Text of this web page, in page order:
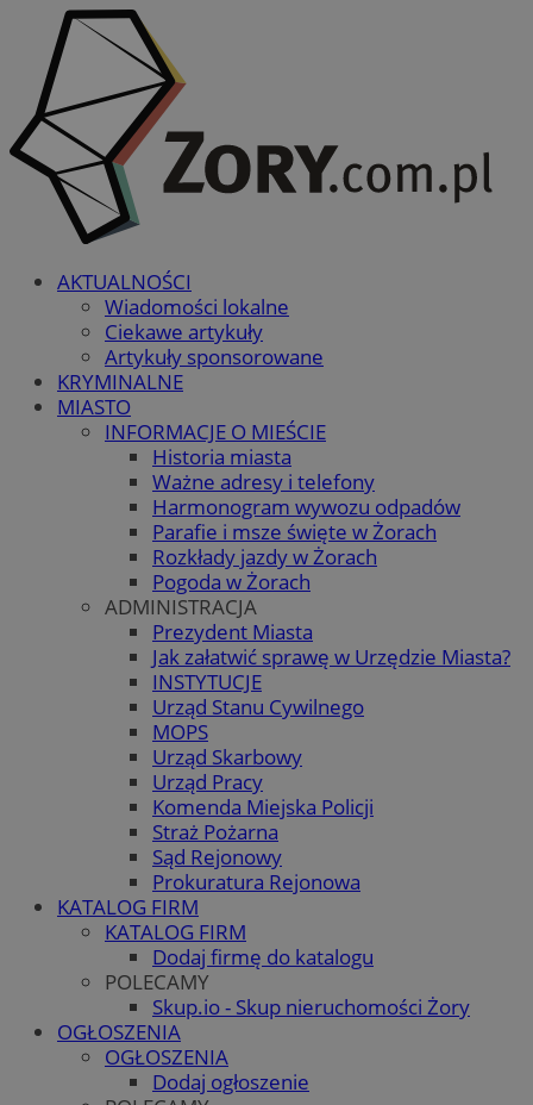
AKTUALNOŚCI
Wiadomości lokalne
Ciekawe artykuły
Artykuły sponsorowane
KRYMINALNE
MIASTO
INFORMACJE O MIEŚCIE
Historia miasta
Ważne adresy i telefony
Harmonogram wywozu odpadów
Parafie i msze święte w Żorach
Rozkłady jazdy w Żorach
Pogoda w Żorach
ADMINISTRACJA
Prezydent Miasta
Jak załatwić sprawę w Urzędzie Miasta?
INSTYTUCJE
Urząd Stanu Cywilnego
MOPS
Urząd Skarbowy
Urząd Pracy
Komenda Miejska Policji
Straż Pożarna
Sąd Rejonowy
Prokuratura Rejonowa
KATALOG FIRM
KATALOG FIRM
Dodaj firmę do katalogu
POLECAMY
Skup.io - Skup nieruchomości Żory
OGŁOSZENIA
OGŁOSZENIA
Dodaj ogłoszenie